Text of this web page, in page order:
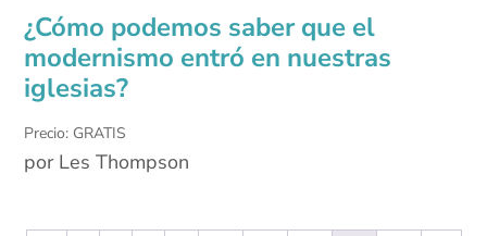
¿Cómo podemos saber que el
modernismo entró en nuestras
iglesias?
Precio: GRATIS
por Les Thompson